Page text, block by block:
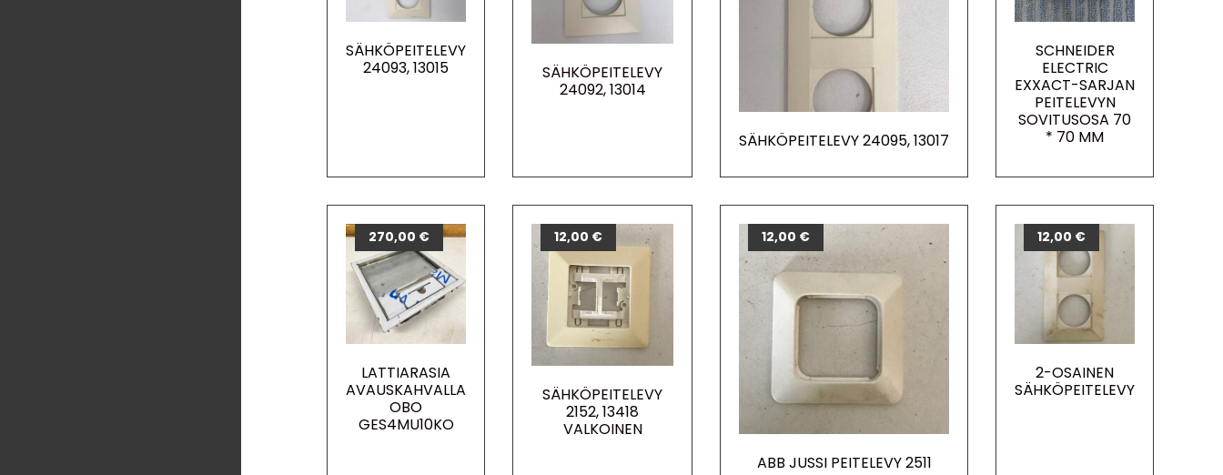
SÄHKÖPEITELEVY
24093, 13015
SÄHKÖPEITELEVY
24092, 13014
SÄHKÖPEITELEVY 24095, 13017
SCHNEIDER
ELECTRIC
EXXACT-SARJAN
PEITELEVYN
SOVITUSOSA 70
* 70 MM
LATTIARASIA
AVAUSKAHVALLA
OBO
GES4MU10KO
270,00 €
SÄHKÖPEITELEVY
2152, 13418
VALKOINEN
12,00 €
ABB JUSSI PEITELEVY 2511
12,00 €
2-OSAINEN
SÄHKÖPEITELEVY
12,00 €